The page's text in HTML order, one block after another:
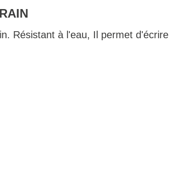
Résistant à l'eau, Il permet d'écrire